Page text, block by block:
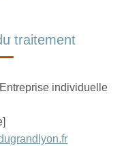
traitement
individuelle